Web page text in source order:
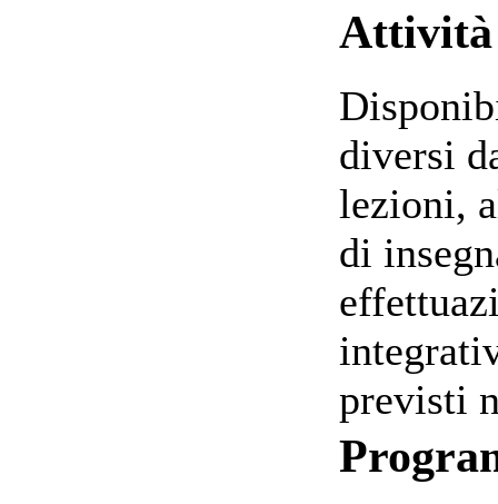
Attività
diversi
lezioni,
di
previsti